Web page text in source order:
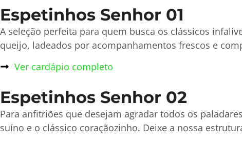
Espetinhos Senhor 01
A seleção perfeita para quem busca os clássicos
queijo, ladeados por acompanhamentos frescos e
Ver cardápio completo
Espetinhos Senhor 02
Para anfitriões que desejam agradar todos os
suíno e o clássico coraçãozinho. Deixe a nossa